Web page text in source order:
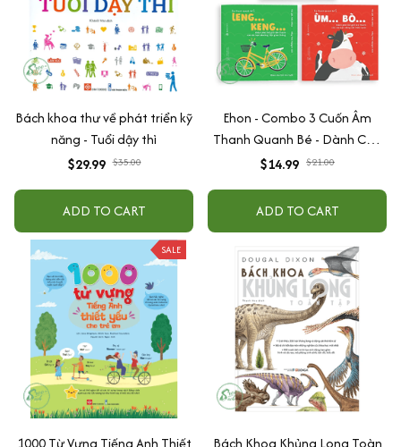
Bách khoa thư về phát triển kỹ
năng - Tuổi dậy thì
$29.99 $35.00
ADD TO CART
Ehon - Combo 3 Cuốn Âm
Thanh Quanh Bé - Dành Cho
Trẻ Từ 0 - 6 Tuổi
$14.99 $21.00
ADD TO CART
SALE